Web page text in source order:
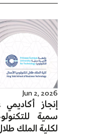
Jun 2, 2026
إنجاز
لكلية الملك